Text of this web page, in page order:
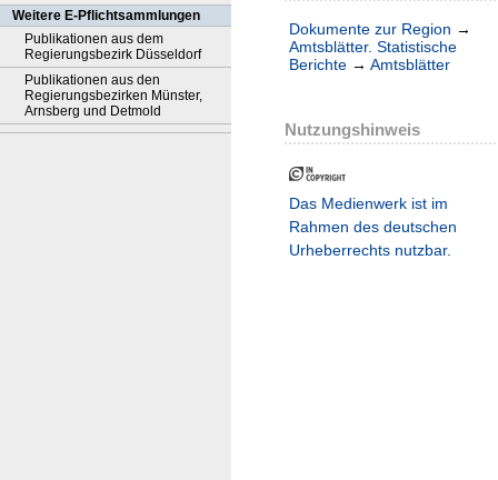
Weitere E-Pflichtsammlungen
Publikationen aus dem
Regierungsbezirk Düsseldorf
Publikationen aus den
Regierungsbezirken Münster,
Arnsberg und Detmold
Dokumente zur Region →
Amtsblätter. Statistische
Berichte → Amtsblätter
Nutzungshinweis
Das Medienwerk ist im
Rahmen des deutschen
Urheberrechts nutzbar.